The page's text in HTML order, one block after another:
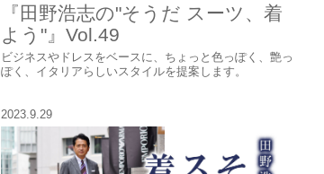
『田野浩志の"そうだ スーツ、着
よう"』Vol.49
ビジネスやドレスをベースに、ちょっと色っぽく、艶っ
ぽく、イタリアらしいスタイルを提案します。
2023.9.29